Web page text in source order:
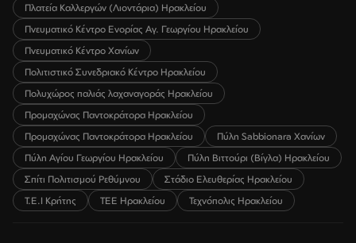
Πλατεία Καλλεργών (Λιοντάρια) Ηρακλείου
Πνευματικό Κέντρο Ενορίας Αγ. Γεωργίου Ηρακλείου
Πνευματικό Κέντρο Χανίων
Πολιτιστικό Συνεδριακό Κέντρο Ηρακλείου
Πολυχώρος παλιάς λαχαναγοράς Ηρακλείου
Προμαχώνας Παντοκράτορα Ηρακλείου
Προμαχώνας Παντοκράτορα Ηρακλείου
Πύλη Sabbionara Χανίων
Πύλη Αγίου Γεωργίου Ηρακλείου
Πύλη Βιττούρι (Βίγλα) Ηρακλείου
Σπίτι Πολιτισμού Ρεθύμνου
Στάδιο Ελευθερίας Ηρακλείου
Τ.Ε.Ι Κρήτης
ΤΕΕ Ηρακλείου Τεχνόπολις Ηρακλείου